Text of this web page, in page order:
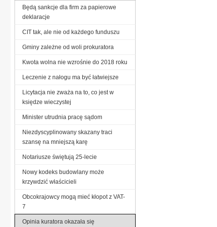
Będą sankcje dla firm za papierowe
deklaracje
CIT tak, ale nie od każdego funduszu
Gminy zależne od woli prokuratora
Kwota wolna nie wzrośnie do 2018 roku
Leczenie z nałogu ma być łatwiejsze
Licytacja nie zważa na to, co jest w
księdze wieczystej
Minister utrudnia pracę sądom
Niezdyscyplinowany skazany traci
szansę na mniejszą karę
Notariusze świętują 25-lecie
Nowy kodeks budowlany może
krzywdzić właścicieli
Obcokrajowcy mogą mieć kłopot z VAT-
7
Opinia kuratora okazała się